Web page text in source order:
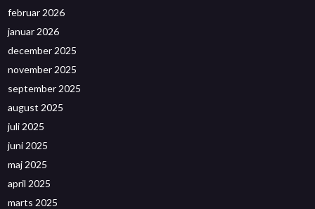
februar 2026
januar 2026
december 2025
november 2025
september 2025
august 2025
juli 2025
juni 2025
maj 2025
april 2025
marts 2025